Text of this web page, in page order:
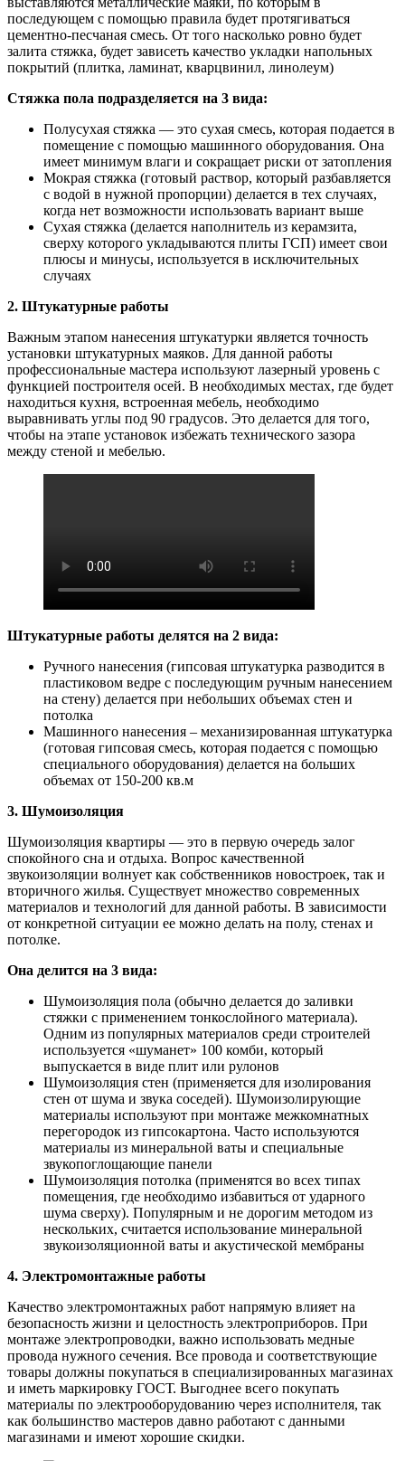
последующем с помощью правила будет протягиваться
цементно-песчаная смесь. От того насколько ровно будет
залита стяжка, будет зависеть качество укладки напольных
покрытий (плитка, ламинат, кварцвинил, линолеум)
Стяжка пола подразделяется на 3 вида:
Полусухая стяжка — это сухая смесь, которая подается в
помещение с помощью машинного оборудования. Она
имеет минимум влаги и сокращает риски от затопления
Мокрая стяжка (готовый раствор, который разбавляется
с водой в нужной пропорции) делается в тех случаях,
когда нет возможности использовать вариант выше
Сухая стяжка (делается наполнитель из керамзита,
сверху которого укладываются плиты ГСП) имеет свои
плюсы и минусы, используется в исключительных
случаях
2. Штукатурные работы
Важным этапом нанесения штукатурки является точность
установки штукатурных маяков. Для данной работы
профессиональные мастера используют лазерный уровень с
функцией построителя осей. В необходимых местах, где будет
находиться кухня, встроенная мебель, необходимо
выравнивать углы под 90 градусов. Это делается для того,
чтобы на этапе установок избежать технического зазора
между стеной и мебелью.
Штукатурные работы делятся на 2 вида:
Ручного нанесения (гипсовая штукатурка разводится в
пластиковом ведре с последующим ручным нанесением
на стену) делается при небольших объемах стен и
потолка
Машинного нанесения – механизированная штукатурка
(готовая гипсовая смесь, которая подается с помощью
специального оборудования) делается на больших
объемах от 150-200 кв.м
3. Шумоизоляция
Шумоизоляция квартиры — это в первую очередь залог
спокойного сна и отдыха. Вопрос качественной
звукоизоляции волнует как собственников новостроек, так и
вторичного жилья. Существует множество современных
материалов и технологий для данной работы. В зависимости
от конкретной ситуации ее можно делать на полу, стенах и
потолке.
Она делится на 3 вида:
Шумоизоляция пола (обычно делается до заливки
стяжки с применением тонкослойного материала).
Одним из популярных материалов среди строителей
используется «шуманет» 100 комби, который
выпускается в виде плит или рулонов
Шумоизоляция стен (применяется для изолирования
стен от шума и звука соседей). Шумоизолирующие
материалы используют при монтаже межкомнатных
перегородок из гипсокартона. Часто используются
материалы из минеральной ваты и специальные
звукопоглощающие панели
Шумоизоляция потолка (применятся во всех типах
помещения, где необходимо избавиться от ударного
шума сверху). Популярным и не дорогим методом из
нескольких, считается использование минеральной
звукоизоляционной ваты и акустической мембраны
4. Электромонтажные работы
Качество электромонтажных работ напрямую влияет на
безопасность жизни и целостность электроприборов. При
монтаже электропроводки, важно использовать медные
провода нужного сечения. Все провода и соответствующие
товары должны покупаться в специализированных магазинах
и иметь маркировку ГОСТ. Выгоднее всего покупать
материалы по электрооборудованию через исполнителя, так
как большинство мастеров давно работают с данными
магазинами и имеют хорошие скидки.